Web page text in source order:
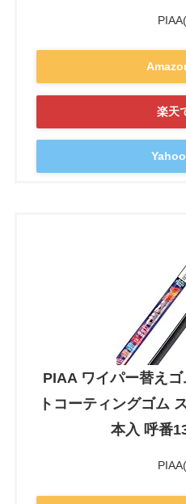
楽天
PIAA ワイパー替え
トコーティングゴム
本入 呼番